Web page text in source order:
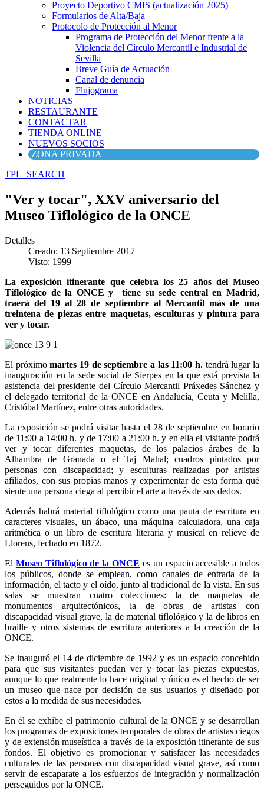
Proyecto Deportivo CMIS (actualización 2025)
Formularios de Alta/Baja
Protocolo de Protección al Menor
Programa de Protección del Menor frente a la
Violencia del Círculo Mercantil e Industrial de
Sevilla
Breve Guía de Actuación
Canal de denuncia
Flujograma
NOTICIAS
RESTAURANTE
CONTACTAR
TIENDA ONLINE
NUEVOS SOCIOS
ZONA PRIVADA
TPL_SEARCH
"Ver y tocar", XXV aniversario del
Museo Tiflológico de la ONCE
Detalles
Creado: 13 Septiembre 2017
Visto: 1999
La exposición itinerante que celebra los 25 años del Museo
Tiflológico de la ONCE y tiene su sede central en Madrid,
traerá del 19 al 28 de septiembre al Mercantil más de una
treintena de piezas entre maquetas, esculturas y pintura para
ver y tocar.
El próximomartes 19 de septiembre a las 11:00 h. tendrá lugar la
inauguración en la sede social de Sierpes en la que está prevista la
asistencia del presidente del Círculo Mercantil Práxedes Sánchez y
el delegado territorial de la ONCE en Andalucía, Ceuta y Melilla,
Cristóbal Martínez, entre otras autoridades.
La exposición se podrá visitar hasta el 28 de septiembre en horario
de 11:00 a 14:00 h. y de 17:00 a 21:00 h. y en ella el visitante podrá
ver y tocar diferentes maquetas, de los palacios árabes de la
Alhambra de Granada o el Taj Mahal; cuadros pintados por
personas con discapacidad; y esculturas realizadas por artistas
afiliados, con sus propias manos y experimentar de esta forma qué
siente una persona ciega al percibir el arte a través de sus dedos.
Además habrá material tiflológico como una pauta de escritura en
caracteres visuales, un ábaco, una máquina calculadora, una caja
aritmética o un libro de escritura literaria y musical en relieve de
Llorens, fechado en 1872.
El Museo Tiflológico de la ONCE es un espacio accesible a todos
los públicos, donde se emplean, como canales de entrada de la
información, el tacto y el oído, junto al tradicional de la vista. En sus
salas se muestran cuatro colecciones: la de maquetas de
monumentos arquitectónicos, la de obras de artistas con
discapacidad visual grave, la de material tiflológico y la de libros en
braille y otros sistemas de escritura anteriores a la creación de la
ONCE.
Se inauguró el 14 de diciembre de 1992 y es un espacio concebido
para que sus visitantes puedan ver y tocar las piezas expuestas,
aunque lo que realmente lo hace original y único es el hecho de ser
un museo que nace por decisión de sus usuarios y diseñado por
estos a la medida de sus necesidades.
En él se exhibe el patrimonio cultural de la ONCE y se desarrollan
los programas de exposiciones temporales de obras de artistas ciegos
y de extensión museística a través de la exposición itinerante de sus
fondos. El objetivo es promocionar y satisfacer las necesidades
culturales de las personas con discapacidad visual grave, así como
servir de escaparate a los esfuerzos de integración y normalización
perseguidos por la ONCE.